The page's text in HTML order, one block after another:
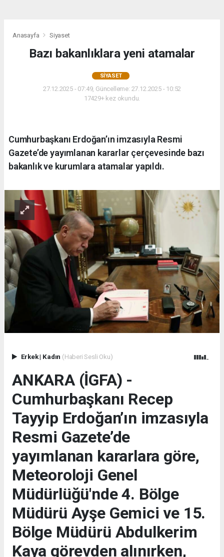
Anasayfa Siyaset
Bazı bakanlıklara yeni atamalar
SIYASET
27.12.2025 - 07:49, Güncelleme: 27.12.2025 - 10:52
17429+ kez okundu.
Cumhurbaşkanı Erdoğan’ın imzasıyla Resmi
Gazete’de yayımlanan kararlar çerçevesinde bazı
bakanlık ve kurumlara atamalar yapıldı.
Erkek| Kadın (Haberi Sesli Oku)
ANKARA (İGFA) -
Cumhurbaşkanı Recep
Tayyip Erdoğan’ın imzasıyla
Resmi Gazete’de
yayımlanan kararlara göre,
Meteoroloji Genel
Müdürlüğü'nde 4. Bölge
Müdürü Ayşe Gemici ve 15.
Bölge Müdürü Abdulkerim
Kaya görevden alınırken,